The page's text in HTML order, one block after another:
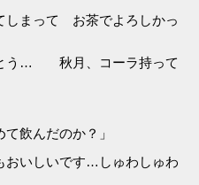
しまって お茶でよろしかっ
う… 秋月、コーラ持って
飲んだのか？」
おいしいです…しゅわしゅわ